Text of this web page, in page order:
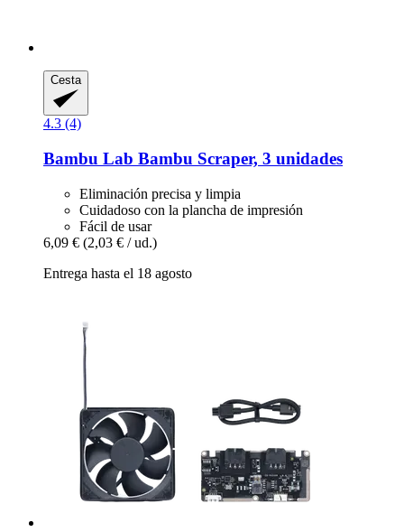
Cesta
4.3 (4)
Bambu Lab Bambu Scraper, 3 unidades
Eliminación precisa y limpia
Cuidadoso con la plancha de impresión
Fácil de usar
6,09 € (2,03 € / ud.)
Entrega hasta el 18 agosto